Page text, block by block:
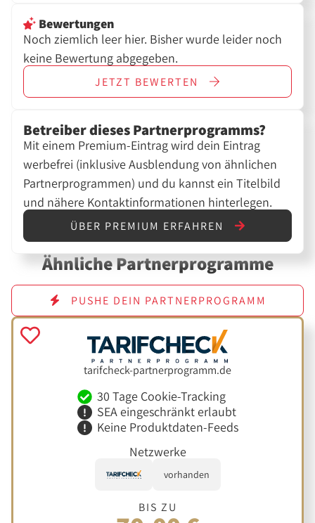
Bewertungen
Noch ziemlich leer hier. Bisher wurde leider noch
keine Bewertung abgegeben.
JETZT BEWERTEN
Betreiber dieses Partnerprogramms?
Mit einem Premium-Eintrag wird dein Eintrag
werbefrei (inklusive Ausblendung von ähnlichen
Partnerprogrammen) und du kannst ein Titelbild
und nähere Kontaktinformationen hinterlegen.
ÜBER PREMIUM ERFAHREN
Ähnliche Partnerprogramme
PUSHE DEIN PARTNERPROGRAMM
tarifcheck-partnerprogramm.de
30 Tage Cookie-Tracking
SEA eingeschränkt erlaubt
Keine Produktdaten-Feeds
Netzwerke
vorhanden
BIS ZU